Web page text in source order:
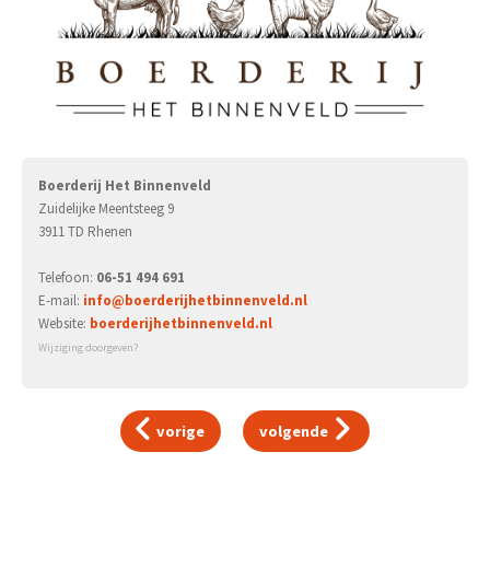
Boerderij Het Binnenveld
Zuidelijke Meentsteeg 9
3911 TD Rhenen
Telefoon: 06-51 494 691
E-mail: info@boerderijhetbinnenveld.nl
Website: boerderijhetbinnenveld.nl
Wijziging doorgeven?
vorige volgende